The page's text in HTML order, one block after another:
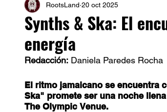
Recomendaciones Videos Cultura política
Cultura
Documentales Podcast Rastafari Fuera
Synths & Ska: El
energía
RootsLand 20 oct 2025
Redacción: Daniela Paredes Rocha
El ritmo jamaicano se encuentra
Ska" promete ser una noche
The Olympic Venue.